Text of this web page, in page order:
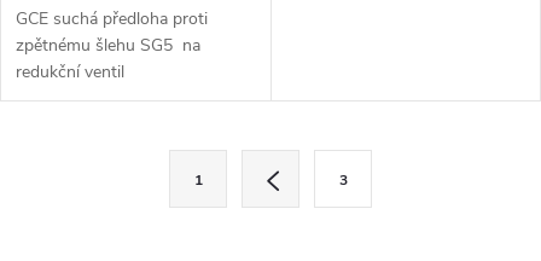
GCE suchá předloha proti
zpětnému šlehu SG5 na
redukční ventil
1 3